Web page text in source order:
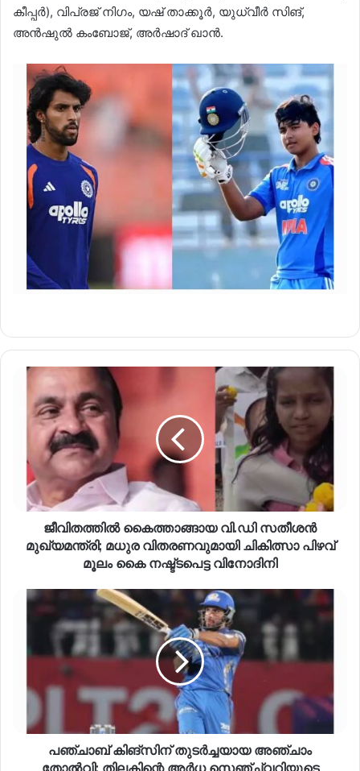
കീപ്പർ), വിപ്രജ് നിഗം, യഷ് താക്കൂർ, യുധ്വീർ സിങ്,
അൻഷുൽ കംബോജ്, അർഷാദ് ഖാൻ.
ജീവിതത്തിൽ കൈത്താങ്ങായ വി.ഡി സതീശൻ
മുഖ്യമന്ത്രി; മധുര വിതരണവുമായി ചികിത്സാ പിഴവ്
മൂലം കൈ നഷ്ട്ടപെട്ട വിനോദിനി
പഞ്ചാബ് കിങ്സിന് തുടർച്ചയായ അഞ്ചാം